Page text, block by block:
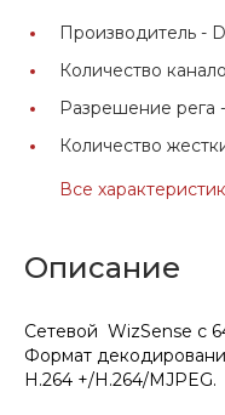
Производитель -
Количество
Разрешение рега -
Количество
Все
Описание
Сетевой WizSense с
Формат
H.264 +/H.264/MJPEG.